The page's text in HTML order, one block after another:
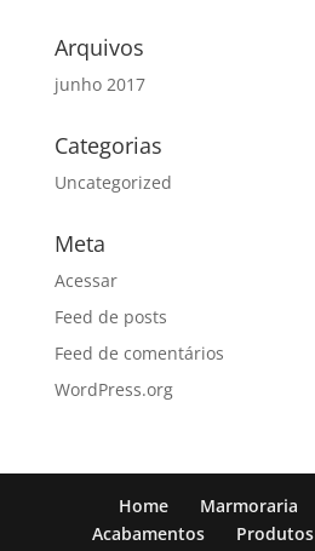
Arquivos
junho 2017
Categorias
Uncategorized
Meta
Acessar
Feed de posts
Feed de comentários
WordPress.org
Home Marmoraria
Acabamentos
Produtos